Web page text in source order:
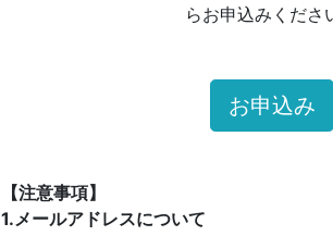
らお申込みくださ
お申込み
【注意事項】
1.メールアドレスについて